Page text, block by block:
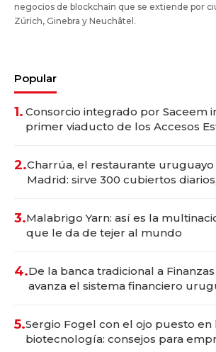
negocios de blockchain que se extiende por
Zúrich, Ginebra y Neuchâtel.
Popular
1. Consorcio integrado por Saceem
primer viaducto de los Accesos
2.Charrúa, el restaurante
Madrid: sirve 300 cubiertos
3.Malabrigo Yarn: así es la
que le da de tejer al mundo
4.De la banca tradicional a
avanza el sistema financiero
5.Sergio Fogel con el ojo puesto en
biotecnología: consejos para